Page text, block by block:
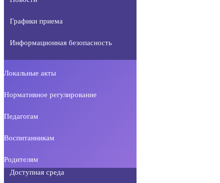
Графики приема
Информационная безопасность
Локальные акты
Нормативное регулирование
Педагогам
Воспитанникам
Родителям
Доступная среда